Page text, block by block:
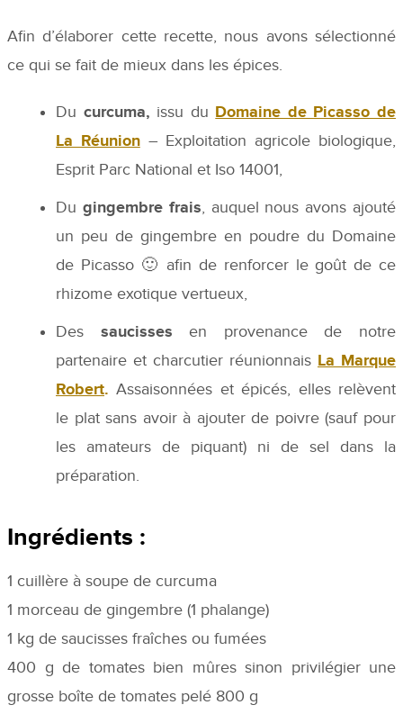
Afin d’élaborer cette recette, nous avons sélectionné
ce qui se fait de mieux dans les épices.
Du curcuma, issu du Domaine de Picasso de
La Réunion– Exploitation agricole biologique,
Esprit Parc National et Iso 14001,
Du gingembre frais, auquel nous avons ajouté
un peu de gingembre en poudre du Domaine
de Picasso 🙂 afin de renforcer le goût de ce
rhizome exotique vertueux,
Des saucisses en provenance de notre
partenaire et charcutier réunionnais La Marque
Robert. Assaisonnées et épicés, elles relèvent
le plat sans avoir à ajouter de poivre (sauf pour
les amateurs de piquant) ni de sel dans la
préparation.
Ingrédients :
1 cuillère à soupe de curcuma
1 morceau de gingembre (1 phalange)
1 kg de saucisses fraîches ou fumées
400 g de tomates bien mûres sinon privilégier une
grosse boîte de tomates pelé 800 g